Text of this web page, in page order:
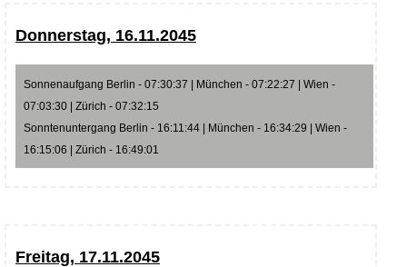
Donnerstag, 16.11.2045
Sonnenaufgang Berlin - 07:30:37 | München - 07:22:27 | Wien -
07:03:30 | Zürich - 07:32:15
Sonntenuntergang Berlin - 16:11:44 | München - 16:34:29 | Wien -
16:15:06 | Zürich - 16:49:01
Freitag, 17.11.2045